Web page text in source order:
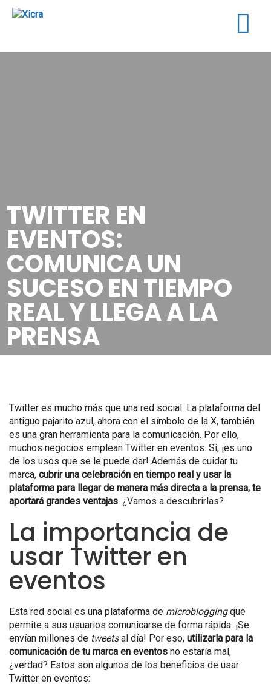
TWITTER EN
EVENTOS:
COMUNICA UN
SUCESO EN TIEMPO
REAL Y LLEGA A LA
PRENSA
Twitter es mucho más que una red social. La plataforma del
antiguo pajarito azul, ahora con el símbolo de la X, también
es una gran herramienta para la comunicación. Por ello,
muchos negocios emplean Twitter en eventos. Sí, ¡es uno
de los usos que se le puede dar! Además de cuidar tu
marca, cubrir una celebración en tiempo real y usar la
plataforma para llegar de manera más directa a la prensa, te
aportará grandes ventajas. ¿Vamos a descubrirlas?
La importancia de
usar Twitter en
eventos
Esta red social es una plataforma de microbloggingque
permite a sus usuarios comunicarse de forma rápida. ¡Se
envían millones de tweetsal día! Por eso, utilizarla para la
comunicación de tu marca en eventos no estaría mal,
¿verdad? Estos son algunos de los beneficios de usar
Twitter en eventos: